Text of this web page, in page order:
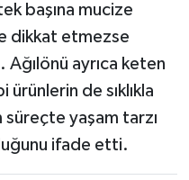
başına mucize
dikkat etmezse
ayrıca keten
de sıklıkla
yaşam tarzı
ifade etti.